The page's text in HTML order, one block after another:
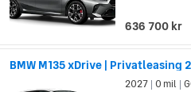
636 700 kr
BMW M135 xDrive | Privatleasing
2027 0 mil